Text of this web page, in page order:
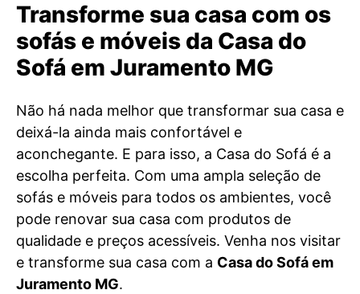
Transforme sua casa com os
sofás e móveis da Casa do
Sofá em Juramento MG
Não há nada melhor que transformar sua casa e
deixá-la ainda mais confortável e
aconchegante. E para isso, a Casa do Sofá é a
escolha perfeita. Com uma ampla seleção de
sofás e móveis para todos os ambientes, você
pode renovar sua casa com produtos de
qualidade e preços acessíveis. Venha nos visitar
e transforme sua casa com a Casa do Sofá em
Juramento MG.